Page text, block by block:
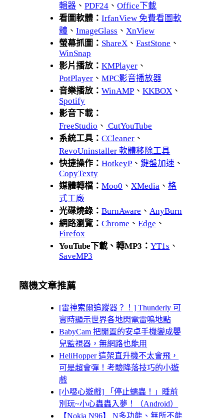
輯器 、PDF24 、Office下載
看圖軟體：IrfanView 免費看圖軟
體 、ImageGlass 、 XnView
螢幕抓圖： ShareX 、FastStone 、
WinSnap
影片播放：KMPlayer 、
PotPlayer 、MPC影音播放器
音樂播放：WinAMP 、KKBOX 、
Spotify
影音下載：
FreeStudio 、 CutYouTube
系統工具：CCleaner 、
RevoUninstaller 軟體移除工具
快捷操作：HotkeyP 、鍵盤加速 、
CopyTexty
媒體轉檔：Moo0 、 XMedia 、格
式工廠
光碟燒錄：BurnAware 、 AnyBurn
網路瀏覽：Chrome 、Edge 、
Firefox
YouTube下載、轉MP3：YT1s 、
SaveMP3
隨機文章推薦
[雷神索爾追蹤器？！] Thunderly 可
實時顯示世界各地閃電雷嗚地點
BabyCam 把閒置的安卓手機變成嬰
兒監視器，無網路也能用
HeliHopper 這架直升機不太會飛，
可是超會彈！考驗降落技巧的小遊
戲
[小噁心遊戲] 「停止蠕蟲！」睡前
別玩~小心蟲蟲入夢！（Android）
【Nokia N96】 N多功能、無所不能